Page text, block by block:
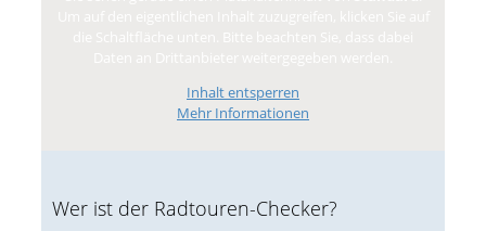
Inhalt entsperren
Mehr Informationen
Wer ist der Radtouren-Checker?